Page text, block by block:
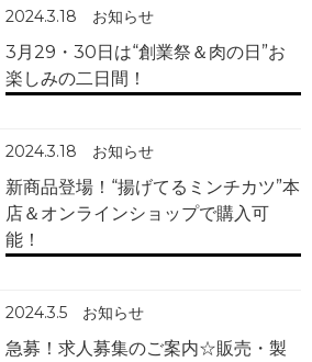
2024.3.18 お知らせ
3月29・30日は“創業祭＆肉の日”お
楽しみの二日間！
2024.3.18 お知らせ
新商品登場！“揚げてるミンチカツ”本
店＆オンラインショップで購入可
能！
2024.3.5 お知らせ
急募！求人募集のご案内☆販売・製